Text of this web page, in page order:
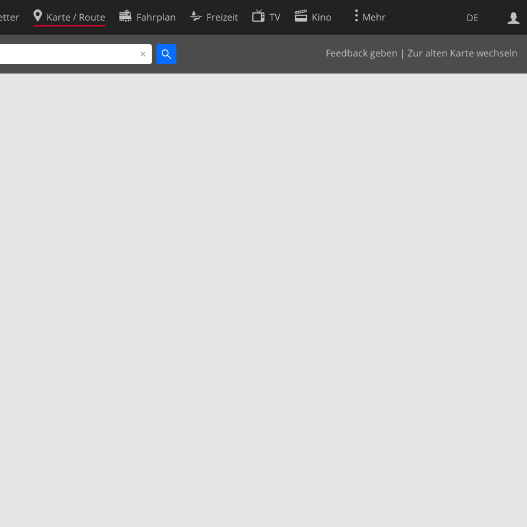
DE
Karte / Route Fahrplan Freizeit TV Kino Mehr
Feedback geben | Zur alten Karte wechseln
Websuche
Cookie-Richtlinie
Cookie-Einstellungen